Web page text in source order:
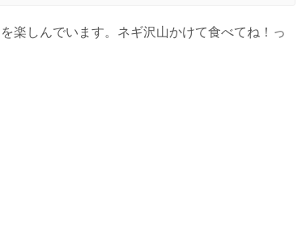
楽しんでいます。ネギ沢山かけて食べてね！っ